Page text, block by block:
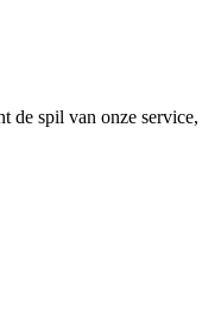
de spil van onze service,